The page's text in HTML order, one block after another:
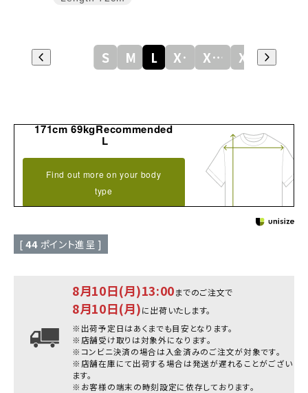
XL XXL XXXL
171cm 69kgRecommended
L
Find out more on your body
type
[ 44 ポイント進呈 ]
8月10日(月)13:00までのご注文で
8月10日(月)に出荷いたします。
※出荷予定日はあくまでも目安となります。
※店舗受け取りは対象外になります。
※コンビニ決済の場合は入金済みのご注文が対象です。
※店舗在庫にて出荷する場合は発送が遅れることがござい
ます。
※お客様の端末の時刻設定に依存しております。